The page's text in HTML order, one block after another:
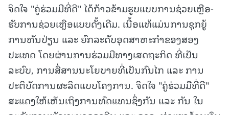
ຈິດໃຈ "ຄູ່ຮ່ວມມືທີ່ດີ" ໄດ້ກ້າວຂ້າມຮູບແບບການຊ່ວຍເຫຼືອ-
ຮັບການຊ່ວຍເຫຼືອແບບດັ້ງເດີມ. ເນື້ອແທ້ແມ່ນການຊຸກຍູ້
ການຫັນປ່ຽນ ແລະ ຍົກລະດັບອຸດສາຫະກຳຂອງສອງ
ປະເທດ ໂດຍຜ່ານການຮ່ວມມືທາງເສດຖະກິດ ທີ່ເປັນ
ລະບົບ, ການສື່ສານນະໂຍບາຍທີ່ເປັນກົນໄກ ແລະ ການ
ປະຕິບັດການຜະລິດແບບໂຄງການ. ຈິດໃຈ "ຄູ່ຮ່ວມມືທີ່ດີ"
ສະແດງໃຫ້ເຫັນເຖິງການທົດແທນຊຶ່ງກັນ ແລະ ກັນ ໃນ